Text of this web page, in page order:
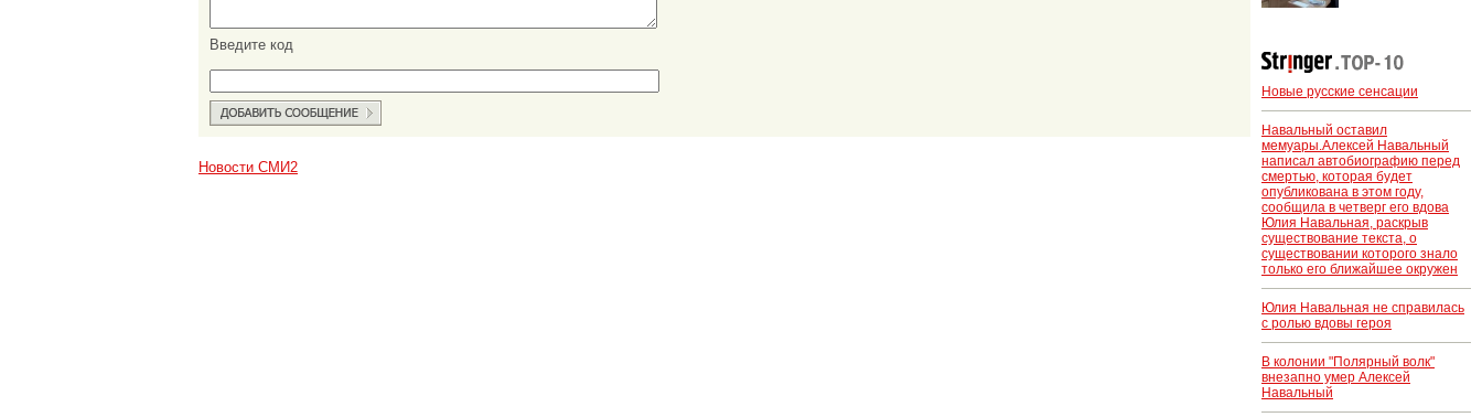
Введите код
Новости СМИ2
Новые русские сенсации
Навальный оставил
мемуары.Алексей Навальный
написал автобиографию перед
смертью, которая будет
опубликована в этом году,
сообщила в четверг его вдова
Юлия Навальная, раскрыв
существование текста, о
существовании которого знало
только его ближайшее окружен
Юлия Навальная не справилась
с ролью вдовы героя
В колонии "Полярный волк"
внезапно умер Алексей
Навальный